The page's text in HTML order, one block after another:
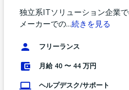
独立系ITソリューション企業で
メーカーでの…続きを見る
フリーランス
月給 40 〜 44 万円
ヘルプデスク/サポート